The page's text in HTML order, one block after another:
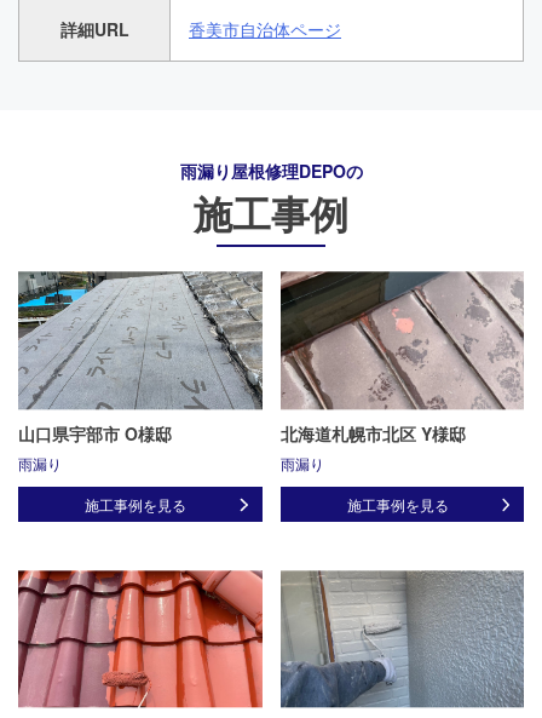
詳細URL 香美市自治体ページ
雨漏り屋根修理DEPOの
施工事例
山口県宇部市 O様邸
雨漏り
施工事例を見る
北海道札幌市北区 Y様邸
雨漏り
施工事例を見る